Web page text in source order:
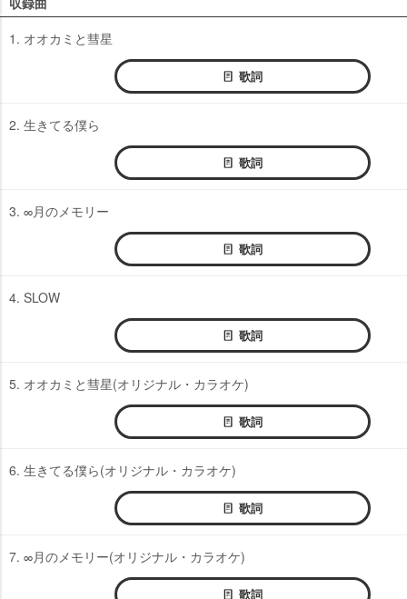
1. オオカミと彗星
歌詞
2. 生きてる僕ら
歌詞
3. ∞月のメモリー
歌詞
4. SLOW
歌詞
5. オオカミと彗星(オリジナル・カラオケ)
歌詞
6. 生きてる僕ら(オリジナル・カラオケ)
歌詞
7. ∞月のメモリー(オリジナル・カラオケ)
歌詞